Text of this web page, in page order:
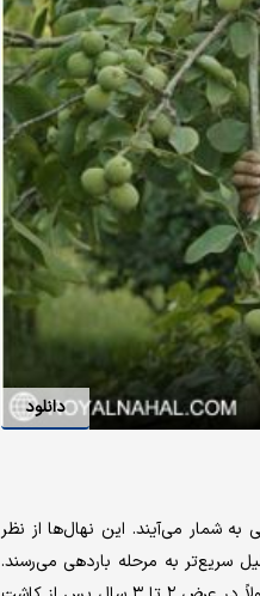
دانلود
به شمار می‌آیند. این نهال‌ها از نظر
به مرحله باردهی می‌رسند.